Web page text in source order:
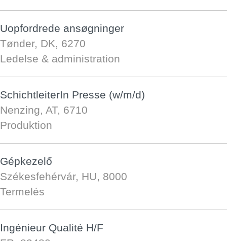
Uopfordrede ansøgninger
Tønder, DK, 6270
Ledelse & administration
SchichtleiterIn Presse (w/m/d)
Nenzing, AT, 6710
Produktion
Gépkezelő
Székesfehérvár, HU, 8000
Termelés
Ingénieur Qualité H/F